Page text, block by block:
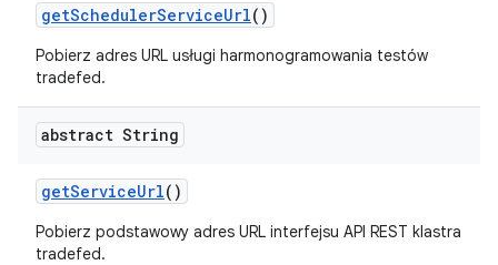
getSchedulerServiceUrl()
Pobierz adres URL usługi harmonogramowania testów
tradefed.
abstract String
getServiceUrl()
Pobierz podstawowy adres URL interfejsu API REST klastra
tradefed.